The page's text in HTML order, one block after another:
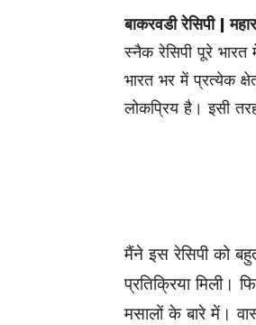
बाकरवडी रेसिपी |
स्नैक रेसिपी पूरे
भारत भर में प्रत्येक
लोकप्रिय है। इसी
मैंने इस रेसिपी को
प्रतिक्रिया मिली।
मसालों के बारे में।